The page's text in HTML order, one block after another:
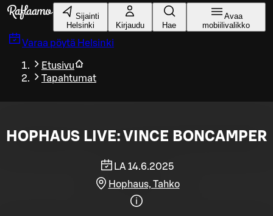
Siirry pääsisältöön
Sijainti
Helsinki
Kirjaudu Hae
Avaa
mobiilivalikko
Varaa pöytä Helsinki
Etusivu
Tapahtumat
HOPHAUS LIVE: VINCE BONCAMPER
LA 14.6.2025
Hophaus, Tahko